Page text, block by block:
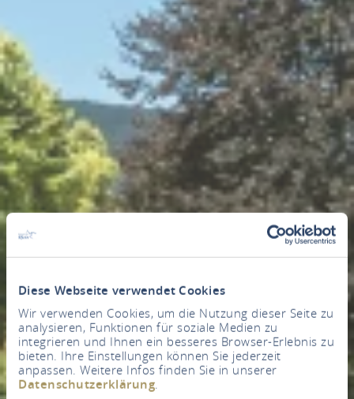
Diese Webseite verwendet Cookies
Wir verwenden Cookies, um die Nutzung dieser Seite zu
analysieren, Funktionen für soziale Medien zu
integrieren und Ihnen ein besseres Browser-Erlebnis zu
bieten. Ihre Einstellungen können Sie jederzeit
anpassen. Weitere Infos finden Sie in unserer
Datenschutzerklärung.